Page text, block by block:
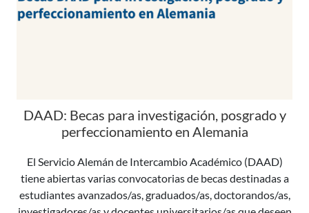
DAAD: Becas para investigación, posgrado y
perfeccionamiento en Alemania
El Servicio Alemán de Intercambio Académico (DAAD)
tiene abiertas varias convocatorias de becas destinadas a
estudiantes avanzados/as, graduados/as, doctorandos/as,